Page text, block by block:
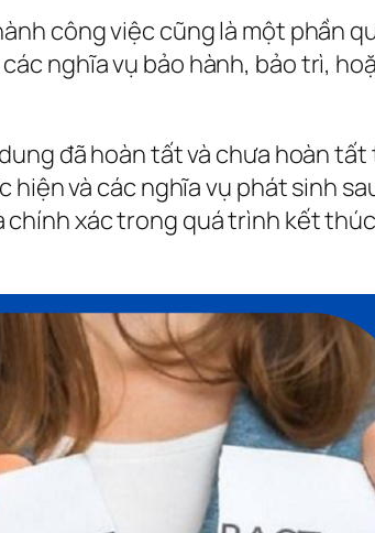
công việc cũng là một phần
nghĩa vụ bảo hành, bảo trì,
đã hoàn tất và chưa hoàn
và các nghĩa vụ phát sinh
xác trong quá trình kết